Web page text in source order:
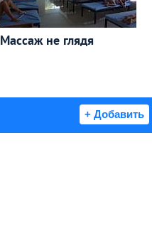
Массаж не глядя
+ Добавить